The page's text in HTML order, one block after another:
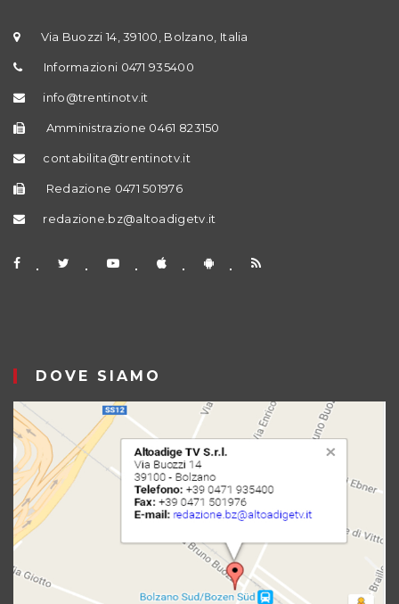
Via Buozzi 14, 39100, Bolzano, Italia
Informazioni 0471 935400
info@trentinotv.it
Amministrazione 0461 823150
contabilita@trentinotv.it
Redazione 0471 501976
redazione.bz@altoadigetv.it
DOVE SIAMO